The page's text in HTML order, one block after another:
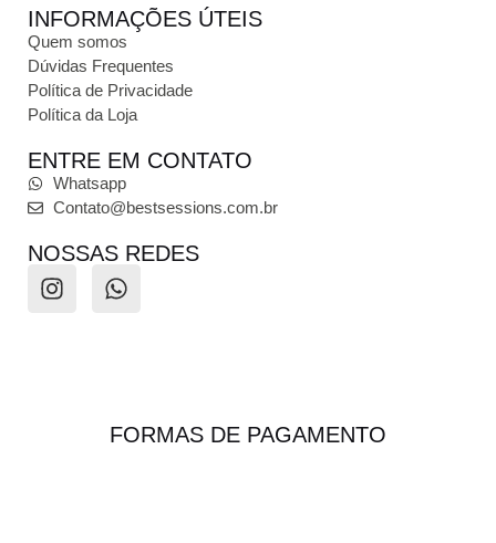
INFORMAÇÕES ÚTEIS
Quem somos
Dúvidas Frequentes
Política de Privacidade
Política da Loja
ENTRE EM CONTATO
Whatsapp
Contato@bestsessions.com.br
NOSSAS REDES
FORMAS DE PAGAMENTO